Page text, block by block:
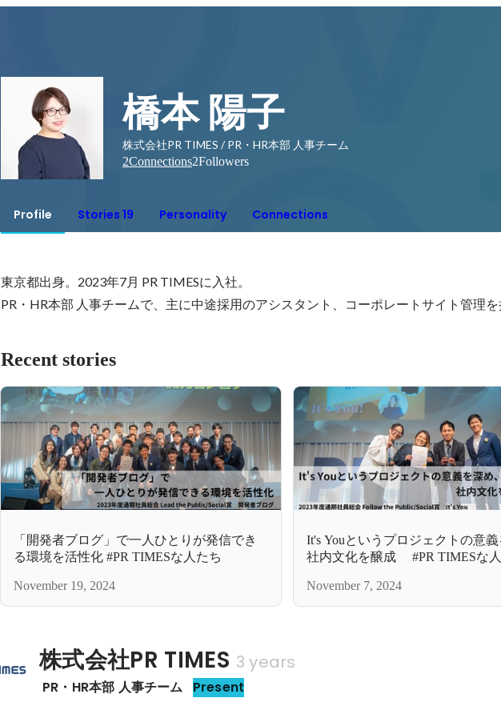
橋本 陽子
株式会社PR TIMES / PR・HR本部 人事チーム
2Connections2Followers
Profile Stories 19 Personality Connections
東京都出身。2023年7月 PR TIMESに入社。
PR・HR本部 人事チームで、主に中途採用のアシスタント、コーポレートサイト管理を
Recent stories
「開発者ブログ」で一人ひとりが発信でき
る環境を活性化 #PR TIMESな人たち
November 19, 2024
It's Youというプロジェクトの意義
社内文化を醸成 #PR TIMESな
November 7, 2024
株式会社PR TIMES 3 years
PR・HR本部 人事チーム Present